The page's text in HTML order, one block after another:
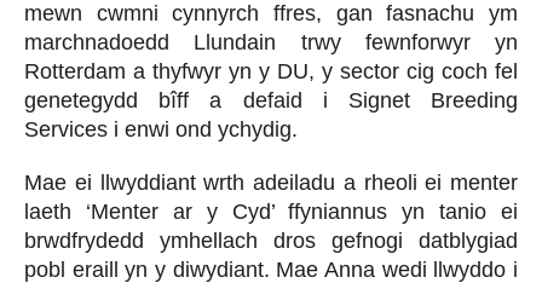
mewn cwmni cynnyrch ffres, gan fasnachu ym
marchnadoedd Llundain trwy fewnforwyr yn
Rotterdam a thyfwyr yn y DU, y sector cig coch fel
genetegydd bîff a defaid i Signet Breeding
Services i enwi ond ychydig.
Mae ei llwyddiant wrth adeiladu a rheoli ei menter
laeth ‘Menter ar y Cyd’ ffyniannus yn tanio ei
brwdfrydedd ymhellach dros gefnogi datblygiad
pobl eraill yn y diwydiant. Mae Anna wedi llwyddo i